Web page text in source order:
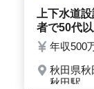
る丁寧な引き
スムーズに
的です マイ
賞与は年3回
備されてい
て働ける環
躍しており
上下水道
者で50代
年収500
秋田県
秋田駅